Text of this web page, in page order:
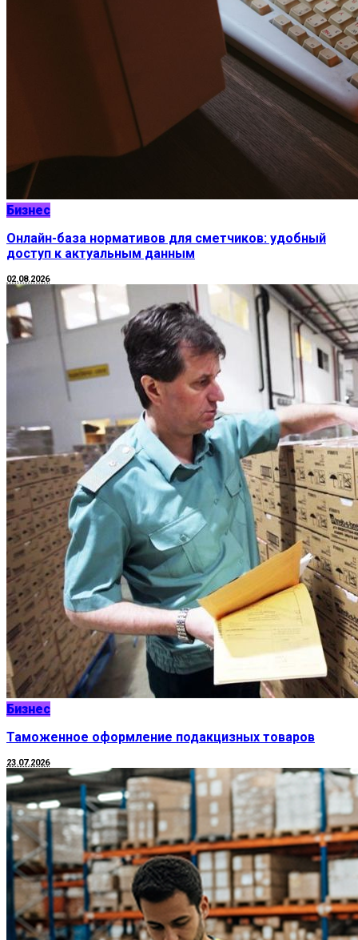
Бизнес
Онлайн-база нормативов для сметчиков: удобный
доступ к актуальным данным
02.08.2026
Бизнес
Таможенное оформление подакцизных товаров
23.07.2026